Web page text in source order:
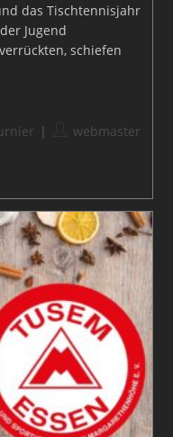
das Tischtennisjahr
Jugend
schiefen
Beitrags-
webmaster